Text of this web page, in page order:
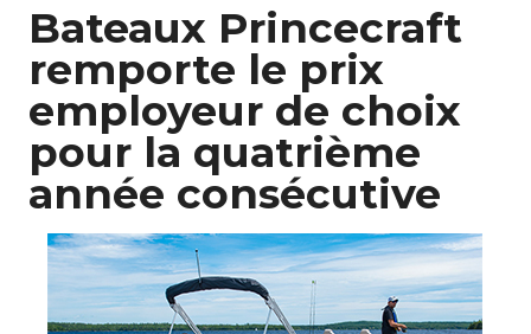
Bateaux Princecraft
remporte le prix
employeur de choix
pour la quatrième
année consécutive